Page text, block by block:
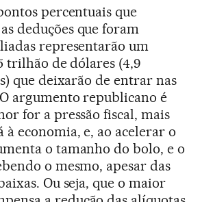
percentuais que
deduções que foram
representarão um
trilhão de dólares (4,9
que deixarão de entrar nas
argumento republicano é
for a pressão fiscal, mais
à economia, e, ao acelerar o
o tamanho do bolo, e o
o mesmo, apesar das
Ou seja, que o maior